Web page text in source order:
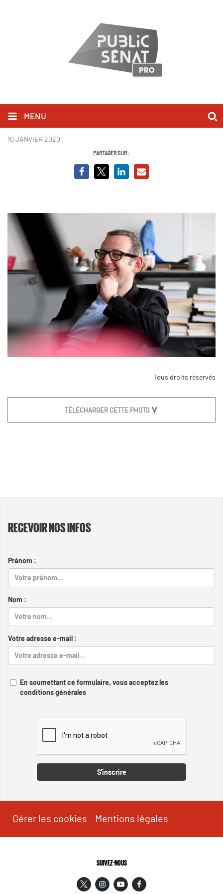
MENU
Guillaume ERNER.jpg
10 JANVIER 2020
PARTAGER SUR :
Tous droits réservés
TÉLÉCHARGER CETTE PHOTO
RECEVOIR NOS INFOS
Prénom :
Nom :
Votre adresse e-mail :
En soumettant ce formulaire, vous acceptez les
conditions générales
S'inscrire
Gérer les cookies - Mentions légales
SUIVEZ-NOUS